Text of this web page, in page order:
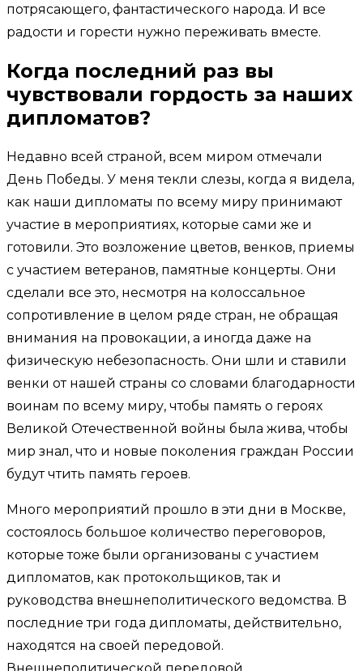
потрясающего, фантастического народа. И все
радости и горести нужно переживать вместе.
Когда последний раз вы
чувствовали гордость за наших
дипломатов?
Недавно всей страной, всем миром отмечали
День Победы. У меня текли слезы, когда я видела,
как наши дипломаты по всему миру принимают
участие в мероприятиях, которые сами же и
готовили. Это возложение цветов, венков, приемы
с участием ветеранов, памятные концерты. Они
сделали все это, несмотря на колоссальное
сопротивление в целом ряде стран, не обращая
внимания на провокации, а иногда даже на
физическую небезопасность. Они шли и ставили
венки от нашей страны со словами благодарности
воинам по всему миру, чтобы память о героях
Великой Отечественной войны была жива, чтобы
мир знал, что и новые поколения граждан России
будут чтить память героев.
Много мероприятий прошло в эти дни в Москве,
состоялось большое количество переговоров,
которые тоже были организованы с участием
дипломатов, как протокольщиков, так и
руководства внешнеполитического ведомства. В
последние три года дипломаты, действительно,
находятся на своей передовой.